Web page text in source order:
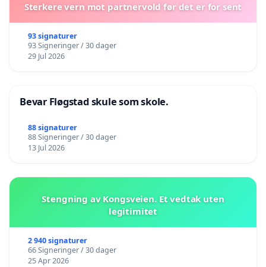
Sterkere vern mot partnervold før det er for sent
93 signaturer
93 Signeringer / 30 dager
29 Jul 2026
Bevar Fløgstad skule som skole.
88 signaturer
88 Signeringer / 30 dager
13 Jul 2026
Stengning av Kongsveien. Et vedtak uten
legitimitet
2 940 signaturer
66 Signeringer / 30 dager
25 Apr 2026